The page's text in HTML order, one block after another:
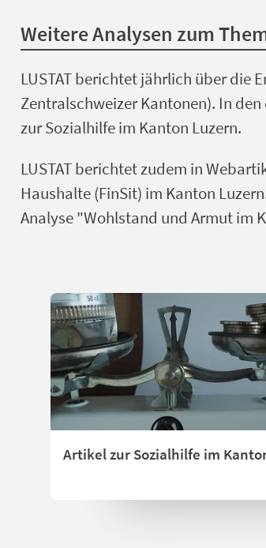
Weitere Analysen zum
LUSTAT berichtet jährlich über die
Zentralschweizer Kantonen). In
zur Sozialhilfe im Kanton Luzern.
LUSTAT berichtet zudem in
Haushalte (FinSit) im Kanton
Analyse "Wohlstand und Armut im
Artikel zur Sozialhilfe im